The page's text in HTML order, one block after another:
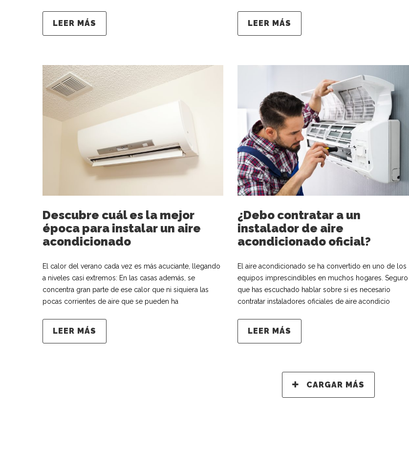
CARGAR MÁS
LEER MÁS LEER MÁS
Descubre cuál es la mejor
época para instalar un aire
acondicionado
El calor del verano cada vez es más acuciante, llegando
a niveles casi extremos: En las casas además, se
concentra gran parte de ese calor que ni siquiera las
pocas corrientes de aire que se pueden ha
LEER MÁS
¿Debo contratar a un
instalador de aire
acondicionado oficial?
El aire acondicionado se ha convertido en uno de los
equipos imprescindibles en muchos hogares. Seguro
que has escuchado hablar sobre si es necesario
contratar instaladores oficiales de aire acondicio
LEER MÁS